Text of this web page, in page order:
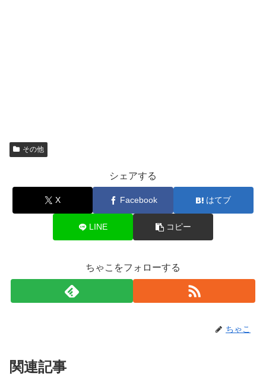
その他
シェアする
X Facebook はてブ
LINE コピー
ちゃこをフォローする
ちゃこ
関連記事